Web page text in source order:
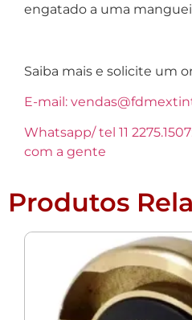
engatado a uma mangueira
Saiba mais e solicite um
E-mail:
Whatsapp/ tel 11
com a gente
Produtos